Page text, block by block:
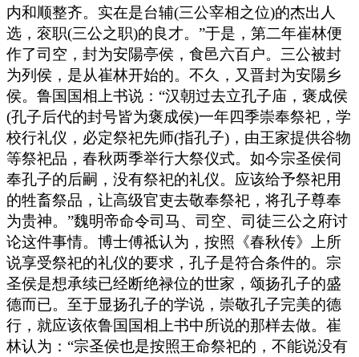
内和顺整齐。实在是台辅(三公宰相之位)的杰出人
选，衮职(三公之职)的良才。”于是，第二年崔林便
作了司空，封为安陽亭侯，食邑六百户。三公被封
为列侯，是从崔林开始的。不久，又晋封为安陽乡
侯。鲁国国相上书说：“汉朝过去立孔子庙，褒成侯
(孔子后代的封号皆为褒成侯)一年四季崇奉祭祀，学
校行礼仪，必定祭祀先师(指孔子)，由王家提供谷物
等祭祀品，春秋两季举行大祭仪式。如今宗圣侯伺
奉孔子的后嗣，没有祭祀的礼仪。应该给予祭祀用
的牲畜祭品，让高级官吏去敬奉祭祀，将孔子尊奉
为贵神。”魏明帝命令司马、司空、司徒三公之府讨
论这件事情。博士傅祗认为，按照《春秋传》上所
说享受祭祀的礼仪的要求，孔子是符合条件的。宗
圣侯是想承续已经断绝禄位的世家，颂扬孔子的盛
德而已。至于显扬孔子的学说，崇敬孔子完美的德
行，就应该依鲁国国相上书中所说的那样去做。崔
林认为：“宗圣侯也是按照王命祭祀的，不能说没有